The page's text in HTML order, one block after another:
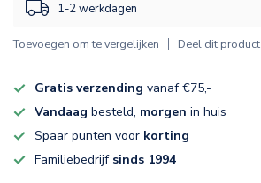
1-2 werkdagen
Toevoegen om te vergelijken Deel dit product
Gratis verzending vanaf €75,-
Vandaag besteld, morgen in huis
Spaar punten voor korting
Familiebedrijf sinds 1994